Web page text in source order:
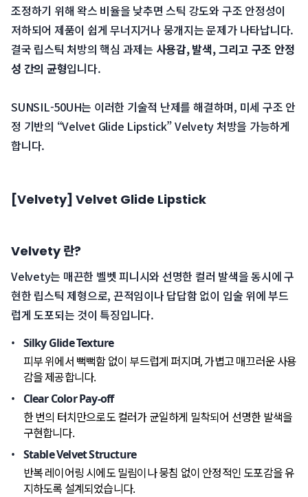
조정하기 위해 왁스 비율을 낮추면 스틱 강도와 구조 안정성이
저하되어 제품이 쉽게 무너지거나 뭉개지는 문제가 나타납니다.
결국 립스틱 처방의 핵심 과제는 사용감, 발색, 그리고 구조 안정
성 간의 균형입니다.
SUNSIL-50UH는 이러한 기술적 난제를 해결하며, 미세 구조 안
정 기반의 “Velvet Glide Lipstick” Velvety 처방을 가능하게
합니다.
[Velvety] Velvet Glide Lipstick
Velvety 란?
Velvety는 매끈한 벨벳 피니시와 선명한 컬러 발색을 동시에 구
현한 립스틱 제형으로, 끈적임이나 답답함 없이 입술 위에 부드
럽게 도포되는 것이 특징입니다.
Silky Glide Texture
피부 위에서 뻑뻑함 없이 부드럽게 퍼지며, 가볍고 매끄러운 사용
감을 제공합니다.
Clear Color Pay-off
한 번의 터치만으로도 컬러가 균일하게 밀착되어 선명한 발색을
구현합니다.
Stable Velvet Structure
반복 레이어링 시에도 밀림이나 뭉침 없이 안정적인 도포감을 유
지하도록 설계되었습니다.